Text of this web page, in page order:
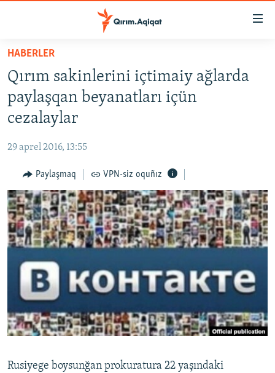
Esas
qaytmaq
Baş
navigatsiyağa
qaytmaq
Qıdıruvğa
qaytmaq
SİYASET
İQTİSADİYAT
MEDENİYET
İNSAN AQLARI
VİDEO
SÜRET
BLOGLAR
FİKİR
Русский
Українською
HABERLER
Qırım sakinlerini içtimaiy ağlarda
paylaşqan beyanatları içün
cezalaylar
29 aprel 2016, 13:55
Paylaşmaq VPN-siz oquñız
Rusiyege boysunğan prokuratura 22 yaşındaki